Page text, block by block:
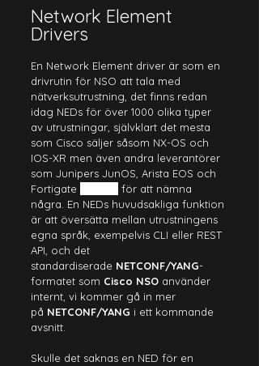
Network Element
Drivers
En Network Element driver är som en
drivrutin för NSO att tala med
nätverksutrustning, det finns redan
idag NEDs för över 1000 olika typer
av utrustningar, självklart det mesta
som Cisco säljer såsom NX-OS och
IOS-XR men även andra leverantörer
som Junipers JunOS, Arista EOS och
Fortigate
för att nämna
några. En NEDs huvudsakliga funktion
är att översätta mellan utrustningens
egna språk, exempelvis CLI eller REST
API, och det
standardiserade NETCONF/YANG-
formatet som Cisco NSO använder
internt, vi kommer gå in mer
på NETCONF/YANG i ett kommande
avsnitt.
Skulle det saknas en NED för en